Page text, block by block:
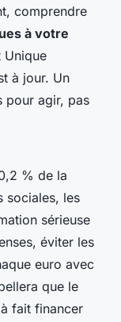
comprendre
à votre
Unique
à jour. Un
pour agir, pas
% de la
sociales, les
sérieuse
éviter les
euro avec
que le
fait financer